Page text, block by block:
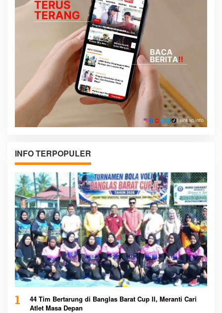
INFO TERPOPULER
1
44 Tim Bertarung di Banglas Barat Cup II, Meranti Cari
Atlet Masa Depan